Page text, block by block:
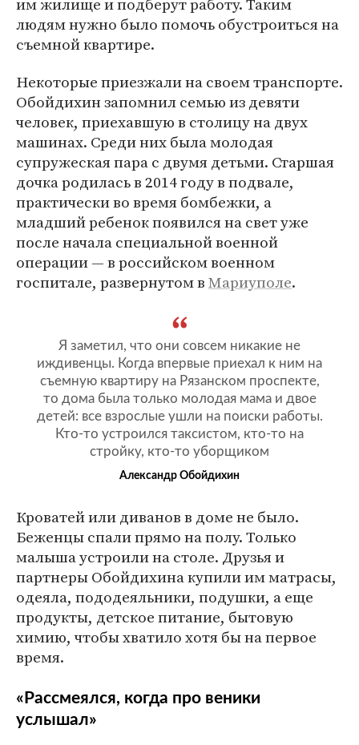
им жилище и подберут работу. Таким
людям нужно было помочь обустроиться на
съемной квартире.
Некоторые приезжали на своем транспорте.
Обойдихин запомнил семью из девяти
человек, приехавшую в столицу на двух
машинах. Среди них была молодая
супружеская пара с двумя детьми. Старшая
дочка родилась в 2014 году в подвале,
практически во время бомбежки, а
младший ребенок появился на свет уже
после начала специальной военной
операции — в российском военном
госпитале, развернутом вМариуполе.
Я заметил, что они совсем никакие не
иждивенцы. Когда впервые приехал к ним на
съемную квартиру на Рязанском проспекте,
то дома была только молодая мама и двое
детей: все взрослые ушли на поиски работы.
Кто-то устроился таксистом, кто-то на
стройку, кто-то уборщиком
Александр Обойдихин
Кроватей или диванов в доме не было.
Беженцы спали прямо на полу. Только
малыша устроили на столе. Друзья и
партнеры Обойдихина купили им матрасы,
одеяла, пододеяльники, подушки, а еще
продукты, детское питание, бытовую
химию, чтобы хватило хотя бы на первое
время.
«Рассмеялся, когда про веники
услышал»